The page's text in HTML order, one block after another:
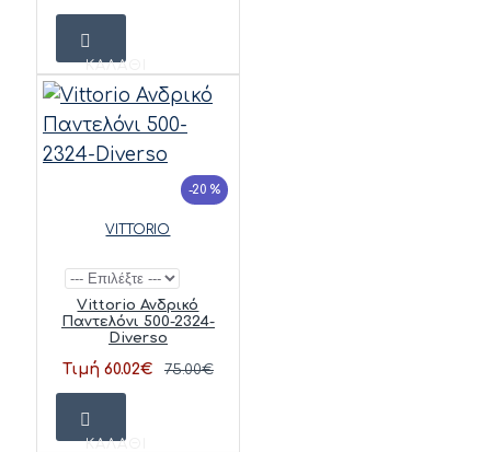
ΚΑΛΆΘΙ
-20 %
VITTORIO
Vittorio Ανδρικό
Παντελόνι 500-2324-
Diverso
Τιμή 60.02€ 75.00€
ΚΑΛΆΘΙ